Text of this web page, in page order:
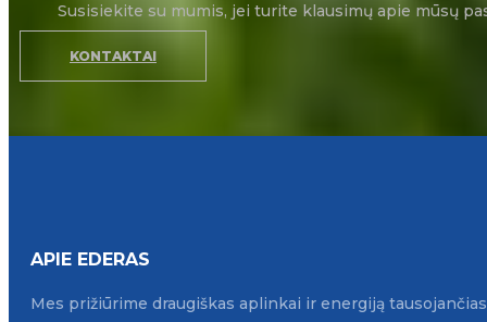
Susisiekite su mumis, jei turite klausimų apie mūsų
KONTAKTAI
APIE EDERAS
Mes prižiūrime draugiškas aplinkai ir energiją